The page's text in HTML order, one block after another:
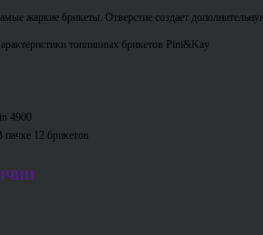
жаркие брикеты. Отверстие создает
топливных брикетов Pini&Kay
4900
12 брикетов